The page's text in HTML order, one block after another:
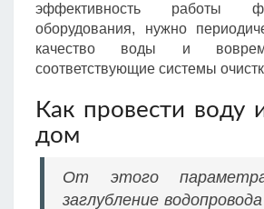
эффективность работы
оборудования, нужно
качество воды и
соответствующие системы
Как провести воду
дом
От этого
заглубление